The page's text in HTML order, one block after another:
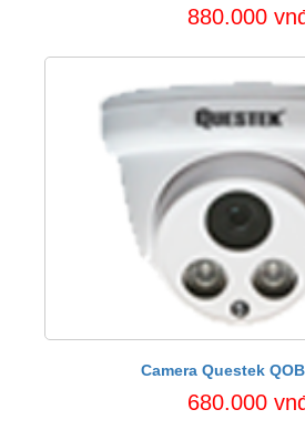
880.000
Camera Questek
680.000